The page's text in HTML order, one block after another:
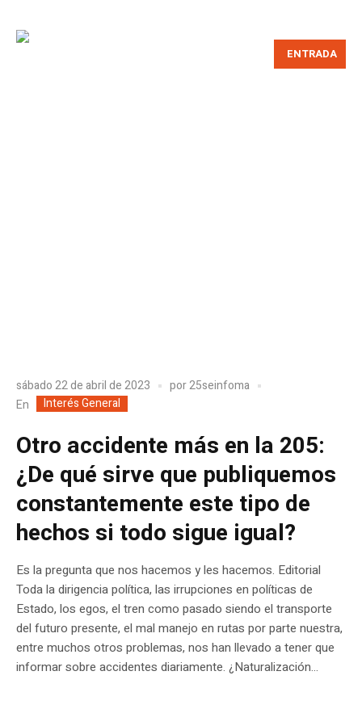
ENTRADA
sábado 22 de abril de 2023 por25seinfoma
En
Interés General
Otro accidente más en la 205:
¿De qué sirve que publiquemos
constantemente este tipo de
hechos si todo sigue igual?
Es la pregunta que nos hacemos y les hacemos. Editorial
Toda la dirigencia política, las irrupciones en políticas de
Estado, los egos, el tren como pasado siendo el transporte
del futuro presente, el mal manejo en rutas por parte nuestra,
entre muchos otros problemas, nos han llevado a tener que
informar sobre accidentes diariamente. ¿Naturalización...